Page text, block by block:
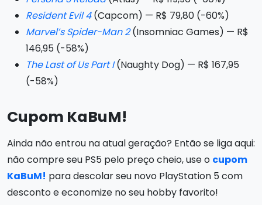
Resident Evil 4(Capcom) — R$ 79,80 (-60%)
Marvel’s Spider-Man 2(Insomniac Games) — R$
146,95 (-58%)
The Last of Us Part I(Naughty Dog) — R$ 167,95
(-58%)
Cupom KaBuM!
Ainda não entrou na atual geração? Então se liga aqui:
não compre seu PS5 pelo preço cheio, use o cupom
KaBuM! para descolar seu novo PlayStation 5 com
desconto e economize no seu hobby favorito!